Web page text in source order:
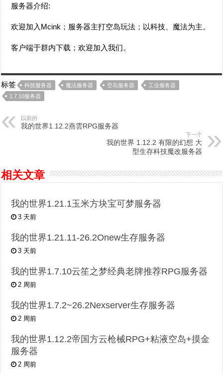
服务器介绍:
欢迎加入Mcink；服务器主打空岛玩法；以科技、魔法为主。
客户端于群内下载；欢迎加入我们。
标签 科技服务器 魔法服务器 空岛服务器
工业服务器
1.7.10服务器
以前的
我的世界1.12.2燕雲RPG服务器
下一个
我的世界 1.12.2 有限的幻想 大
型生存科技魔改服务器
相关文章
我的世界1.21.1玉米方块宝可梦服务器
3 天前
我的世界1.21.11-26.2Onew生存服务器
3 天前
我的世界1.7.10云笙之梦经典老牌推荐RPG服务器
2 周前
我的世界1.7.2~26.2Nexserver生存服务器
2 周前
我的世界1.12.2帝国方云枪械RPG+粘液空岛+摸金
服务器
2 周前